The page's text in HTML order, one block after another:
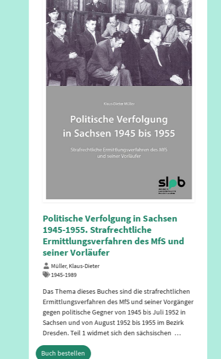
Dein Sachsen. Das Land und seine
Verfassung
Schott, Hanna
Soziales, Familien, Senioren, Frauen und Jugend
Zusammen mit den Freunden Oskar und Lucie geht
es auf eine Abenteuerreise quer durchs Land und
lernt dabei die Sächsische Verfassung kennen. Nach
einem Start mit vielen Fragezeichen fügen sich die
Puzzleteile langsam zusammen: Was passierte in
der …